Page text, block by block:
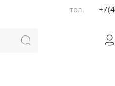
тел.